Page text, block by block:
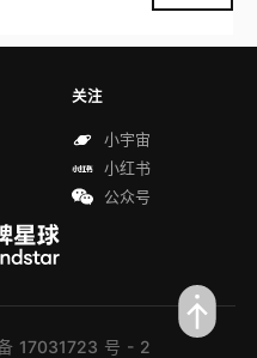
关注
小宇宙
小红书
公众号
17031723 号 - 2